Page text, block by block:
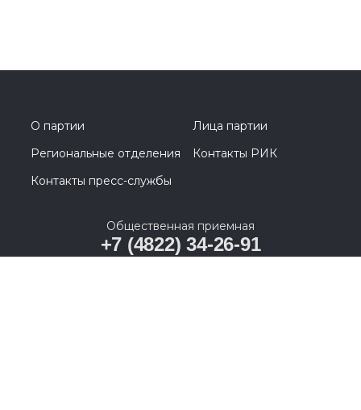
О партии
Лица партии
Региональные отделения
Контакты РИК
Контакты пресс-службы
Общественная приемная
+7 (4822) 34-26-91